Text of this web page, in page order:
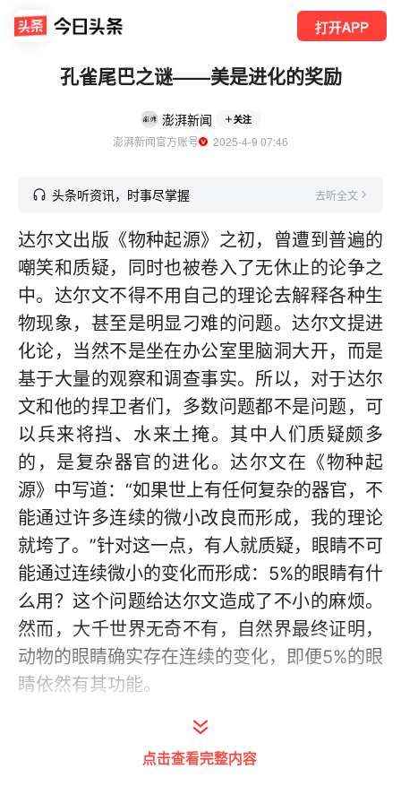
打开APP
孔雀尾巴之谜——美是进化的奖励
澎湃新闻 关注
澎湃新闻官方账号
  2025-4-9 07:46
头条听资讯，时事尽掌握 去听全文
达尔文出版《物种起源》之初，曾遭到普遍的
嘲笑和质疑，同时也被卷入了无休止的论争之
中。达尔文不得不用自己的理论去解释各种生
物现象，甚至是明显刁难的问题。达尔文提进
化论，当然不是坐在办公室里脑洞大开，而是
基于大量的观察和调查事实。所以，对于达尔
文和他的捍卫者们，多数问题都不是问题，可
以兵来将挡、水来土掩。其中人们质疑颇多
的，是复杂器官的进化。达尔文在《物种起
源》中写道：“如果世上有任何复杂的器官，不
能通过许多连续的微小改良而形成，我的理论
就垮了。”针对这一点，有人就质疑，眼睛不可
能通过连续微小的变化而形成：5%的眼睛有什
么用？这个问题给达尔文造成了不小的麻烦。
然而，大千世界无奇不有，自然界最终证明，
动物的眼睛确实存在连续的变化，即便5%的眼
睛依然有其功能。
点击查看完整内容